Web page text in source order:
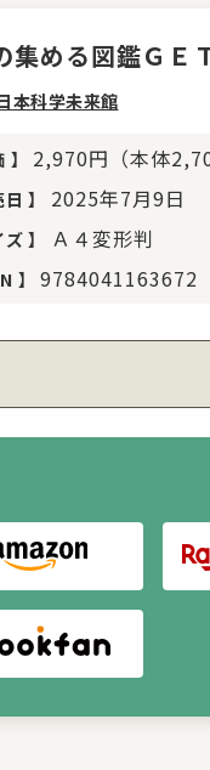
集める図鑑ＧＥ
本科学未来館
】 2,970円（本体
】 2025年7月9日
ズ】 Ａ４変形判
】 9784041163672